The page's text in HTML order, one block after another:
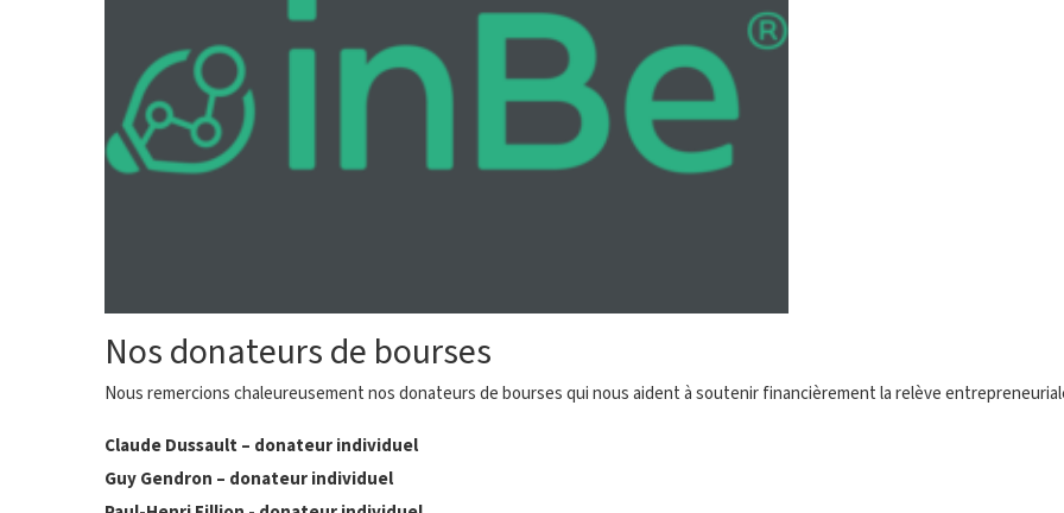
Nos donateurs de bourses
Nous remercions chaleureusement nos donateurs de bourses qui nous aident à soutenir financièrement la relève
Claude Dussault – donateur individuel
Guy Gendron – donateur individuel